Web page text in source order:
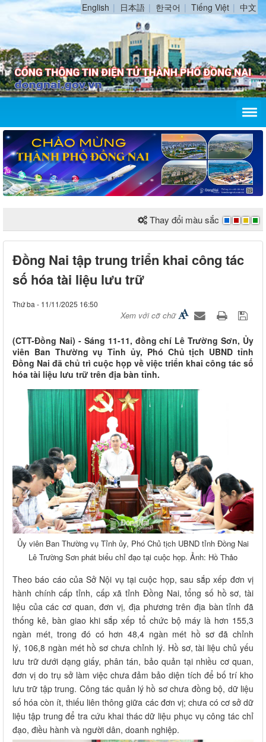
English 日本語 한국어 Tiếng Việt 中文
Thay đổi màu sắc
Đồng Nai tập trung triển khai công tác
số hóa tài liệu lưu trữ
Thứ ba - 11/11/2025 16:50
Xem với cỡ chữ
(CTT-Đồng Nai) - Sáng 11-11, đồng chí Lê Trường Sơn, Ủy
viên Ban Thường vụ Tỉnh ủy, Phó Chủ tịch UBND tỉnh
Đồng Nai đã chủ trì cuộc họp về việc triển khai công tác số
hóa tài liệu lưu trữ trên địa bàn tỉnh.
Ủy viên Ban Thường vụ Tỉnh ủy, Phó Chủ tịch UBND tỉnh Đồng Nai
Lê Trường Sơn phát biểu chỉ đạo tại cuộc họp. Ảnh: Hồ Thảo
Theo báo cáo của Sở Nội vụ tại cuộc họp, sau sắp xếp đơn vị
hành chính cấp tỉnh, cấp xã tỉnh Đồng Nai, tổng số hồ sơ, tài
liệu của các cơ quan, đơn vị, địa phương trên địa bàn tỉnh đã
thống kê, bàn giao khi sắp xếp tổ chức bộ máy là hơn 155,3
ngàn mét, trong đó có hơn 48,4 ngàn mét hồ sơ đã chỉnh
lý, 106,8 ngàn mét hồ sơ chưa chỉnh lý. Hồ sơ, tài liệu chủ yếu
lưu trữ dưới dạng giấy, phân tán, bảo quản tại nhiều cơ quan,
đơn vị do trụ sở làm việc chưa đảm bảo diện tích để bố trí kho
lưu trữ tập trung. Công tác quản lý hồ sơ chưa đồng bộ, dữ liệu
số hóa còn ít, thiếu liên thông giữa các đơn vị; chưa có cơ sở dữ
liệu tập trung để tra cứu khai thác dữ liệu phục vụ công tác chỉ
đạo, điều hành và người dân, doanh nghiệp.